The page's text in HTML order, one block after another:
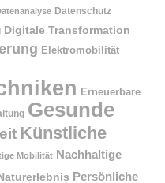
Datenschutz
Digitale Transformation
Elektromobilität
Erneuerbare
Gesunde
Künstliche
Mobilität Nachhaltige
Persönliche